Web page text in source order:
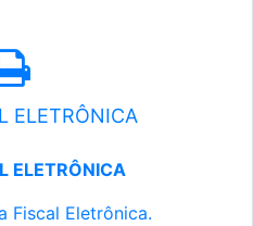
ELETRÔNICA
ELETRÔNICA
Fiscal Eletrônica.